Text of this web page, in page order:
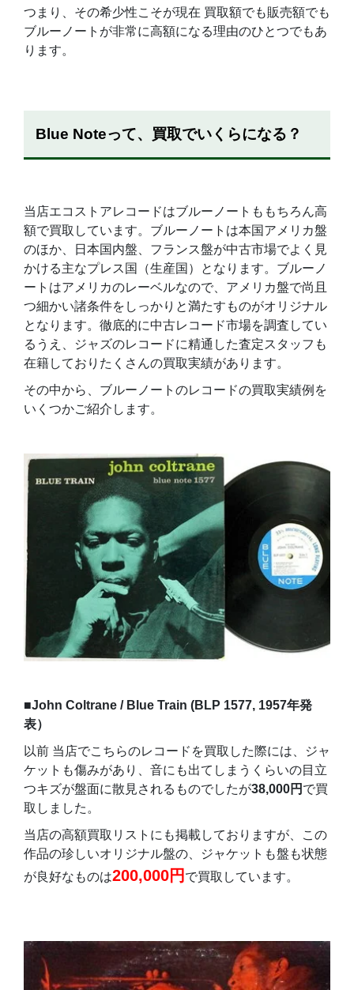
つまり、その希少性こそが現在 買取額でも販売額でも
ブルーノートが非常に高額になる理由のひとつでもあ
ります。
Blue Noteって、買取でいくらになる？
当店エコストアレコードはブルーノートももちろん高
額で買取しています。ブルーノートは本国アメリカ盤
のほか、日本国内盤、フランス盤が中古市場でよく見
かける主なプレス国（生産国）となります。ブルーノ
ートはアメリカのレーベルなので、アメリカ盤で尚且
つ細かい諸条件をしっかりと満たすものがオリジナル
となります。徹底的に中古レコード市場を調査してい
るうえ、ジャズのレコードに精通した査定スタッフも
在籍しておりたくさんの買取実績があります。
その中から、ブルーノートのレコードの買取実績例を
いくつかご紹介します。
■John Coltrane / Blue Train (BLP 1577, 1957年発
表）
以前 当店でこちらのレコードを買取した際には、ジャ
ケットも傷みがあり、音にも出てしまうくらいの目立
つキズが盤面に散見されるものでしたが38,000円 で買
取しました。
当店の高額買取リストにも掲載しておりますが、この
作品の珍しいオリジナル盤の、ジャケットも盤も状態
が良好なものは200,000円 で買取しています。